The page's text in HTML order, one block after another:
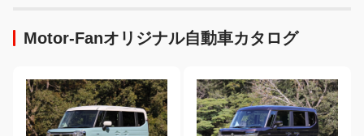
Motor-Fanオリジナル自動車カタログ